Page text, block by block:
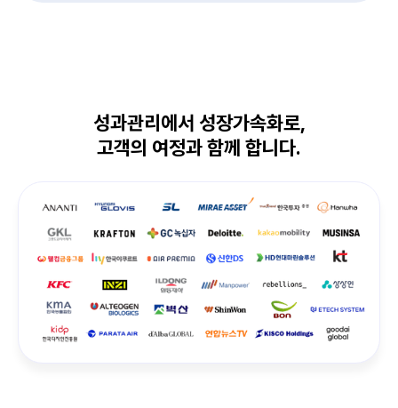
성과관리에서 성장가속화로,
고객의 여정과 함께 합니다.